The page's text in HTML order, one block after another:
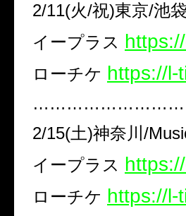
2/11(火/祝)東京/池
イープラス
ローチケ https://l-
2/15(土)神奈川/
イープラス
ローチケ https://l-